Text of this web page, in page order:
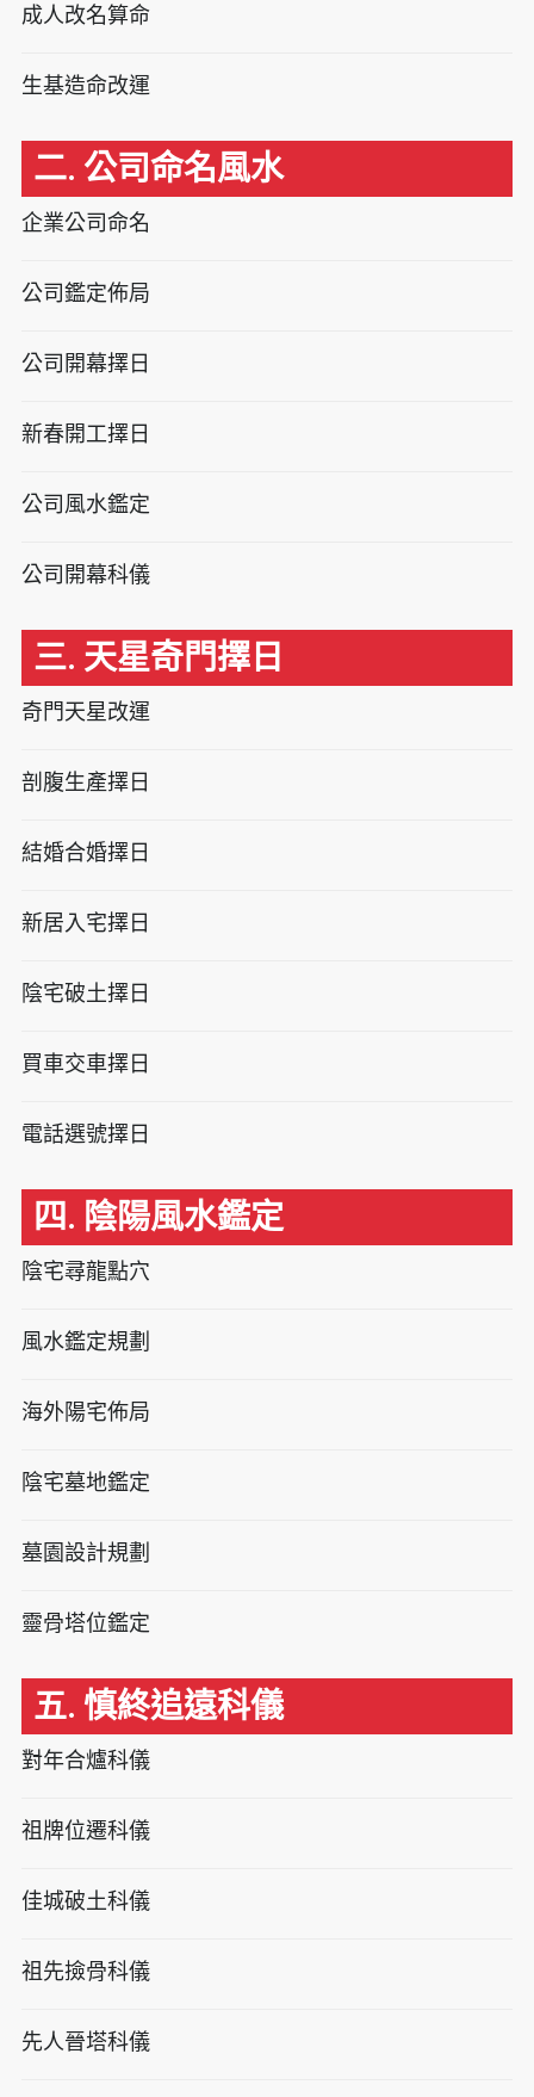
成人改名算命
生基造命改運
二. 公司命名風水
企業公司命名
公司鑑定佈局
公司開幕擇日
新春開工擇日
公司風水鑑定
公司開幕科儀
三. 天星奇門擇日
奇門天星改運
剖腹生產擇日
結婚合婚擇日
新居入宅擇日
陰宅破土擇日
買車交車擇日
電話選號擇日
四. 陰陽風水鑑定
陰宅尋龍點穴
風水鑑定規劃
海外陽宅佈局
陰宅墓地鑑定
墓園設計規劃
靈骨塔位鑑定
五. 慎終追遠科儀
對年合爐科儀
祖牌位遷科儀
佳城破土科儀
祖先撿骨科儀
先人晉塔科儀